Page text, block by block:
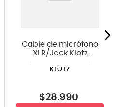
Cable de micrófono
XLR/Jack Klotz
KLOTZ
$28.990